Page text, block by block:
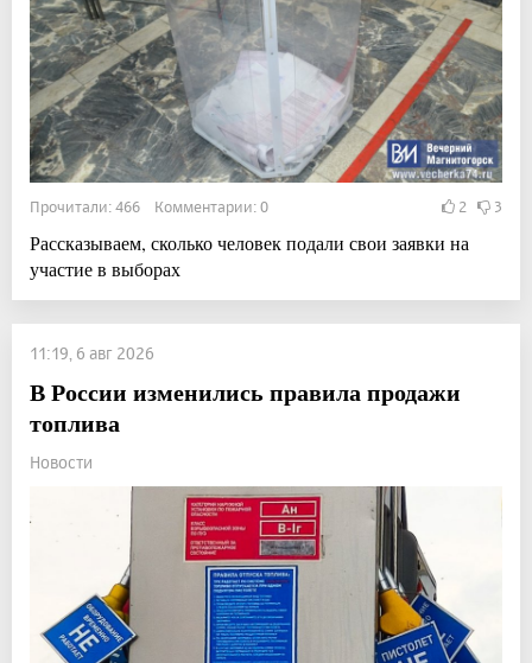
Прочитали: 466 Комментарии: 0 2 3
Рассказываем, сколько человек подали свои заявки на
участие в выборах
11:19, 6 авг 2026
В России изменились правила продажи
топлива
Новости